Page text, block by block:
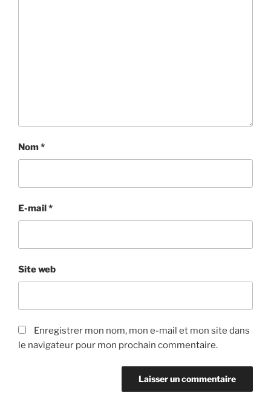
Nom*
E-mail *
Site web
Enregistrer mon nom, mon e-mail et mon site dans
le navigateur pour mon prochain commentaire.